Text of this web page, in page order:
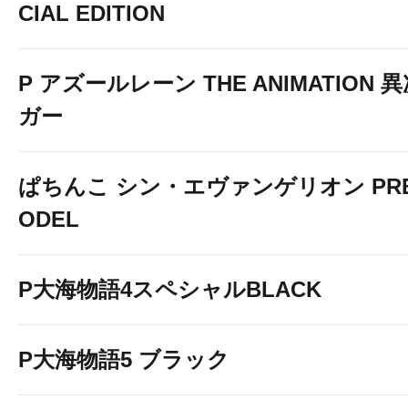
CIAL EDITION
P アズールレーン THE ANIMATION
ガー
ぱちんこ シン・エヴァンゲリオン
ODEL
P大海物語4スペシャルBLACK
P大海物語5 ブラック